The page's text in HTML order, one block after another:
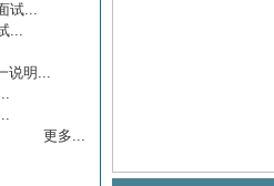
试...
...
说明...
更多...